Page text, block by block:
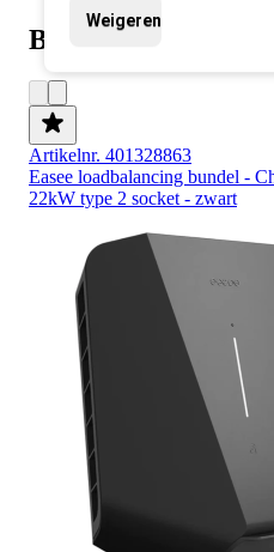
Weigeren
Best verkocht
Artikelnr. 401328863
Easee loadbalancing bundel -
22kW type 2 socket - zwart